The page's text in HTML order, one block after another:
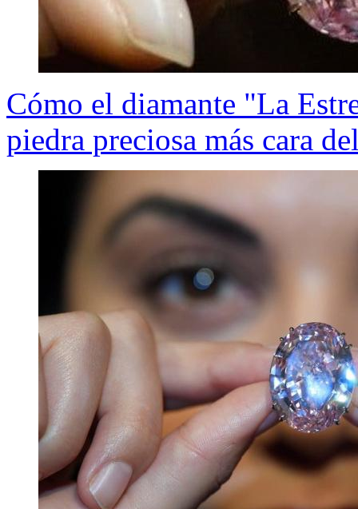
Cómo el diamante "La
piedra preciosa más cara